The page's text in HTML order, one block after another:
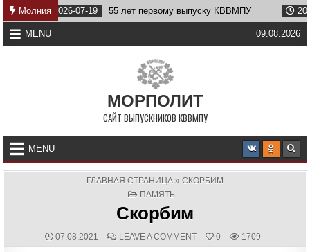
Skip
to
content
Молния
2026-07-19 55 лет первому выпуску КВВМПУ 2026-07-07
MENU 09.08.2026
МОРПОЛИТ
САЙТ ВЫПУСКНИКОВ КВВМПУ
MENU
ГЛАВНАЯ СТРАНИЦА » СКОРБИМ
POSTED
ПАМЯТЬ
Скорбим
PUBLISHED
DATE:
07.08.2021 COMMENTS:
LEAVE A COMMENTON
СКОРБИМ
0 1709